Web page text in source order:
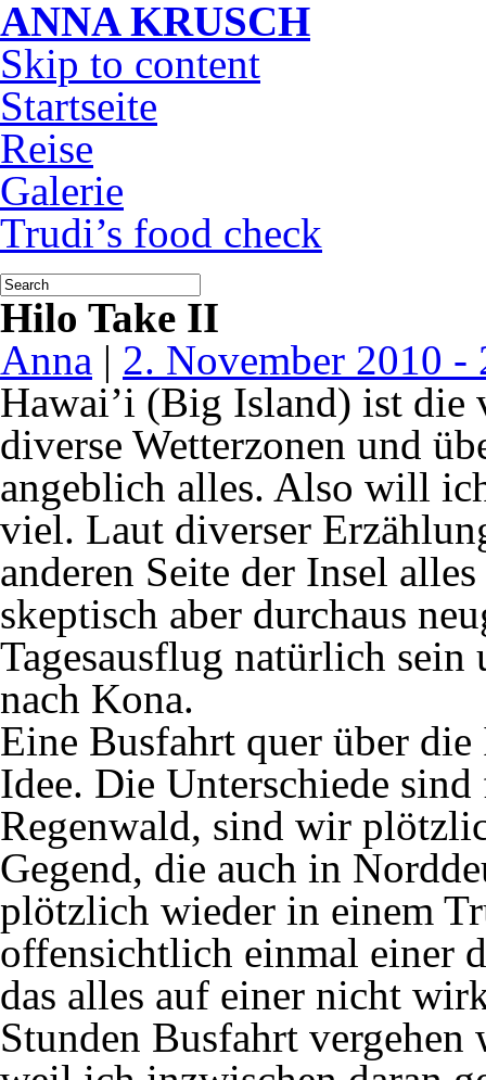
ANNA KRUSCH
Skip to content
Startseite
Reise
Galerie
Trudi’s food check
Hilo Take II
Anna | 2. November 2010 -
Hawai’i (Big Island) ist die
diverse Wetterzonen und
angeblich alles. Also will
viel. Laut diverser
anderen Seite der Insel
skeptisch aber durchaus
Tagesausflug natürlich
nach Kona.
Eine Busfahrt quer über
Idee. Die Unterschiede
Regenwald, sind wir
Gegend, die auch in
plötzlich wieder in einem
offensichtlich einmal einer
das alles auf einer nicht
Stunden Busfahrt